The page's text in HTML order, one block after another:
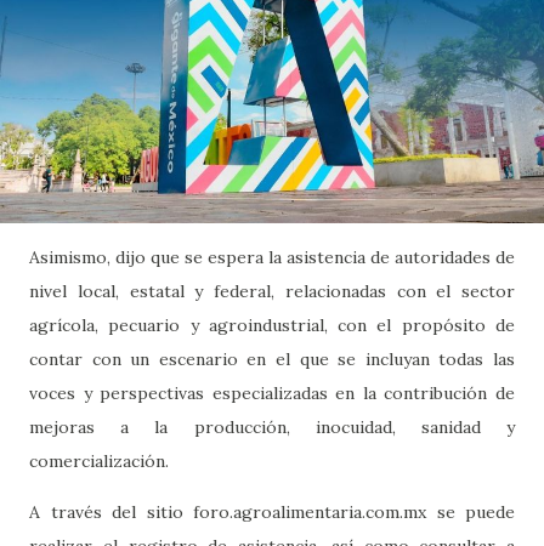
Asimismo, dijo que se espera la asistencia de autoridades de
nivel local, estatal y federal, relacionadas con el sector
agrícola, pecuario y agroindustrial, con el propósito de
contar con un escenario en el que se incluyan todas las
voces y perspectivas especializadas en la contribución de
mejoras a la producción, inocuidad, sanidad y
comercialización.
A través del sitio foro.agroalimentaria.com.mx se puede